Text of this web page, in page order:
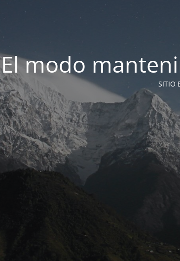
El modo
SITIO